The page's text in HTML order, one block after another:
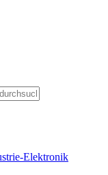
Elektronik